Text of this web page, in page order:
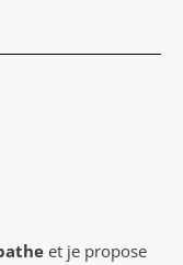
et je propose